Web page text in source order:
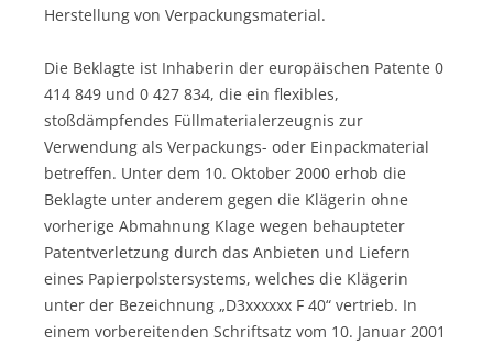
Herstellung von Verpackungsmaterial.
Die Beklagte ist Inhaberin der europäischen Patente 0
414 849 und 0 427 834, die ein flexibles,
stoßdämpfendes Füllmaterialerzeugnis zur
Verwendung als Verpackungs- oder Einpackmaterial
betreffen. Unter dem 10. Oktober 2000 erhob die
Beklagte unter anderem gegen die Klägerin ohne
vorherige Abmahnung Klage wegen behaupteter
Patentverletzung durch das Anbieten und Liefern
eines Papierpolstersystems, welches die Klägerin
unter der Bezeichnung „D3xxxxxx F 40“ vertrieb. In
einem vorbereitenden Schriftsatz vom 10. Januar 2001